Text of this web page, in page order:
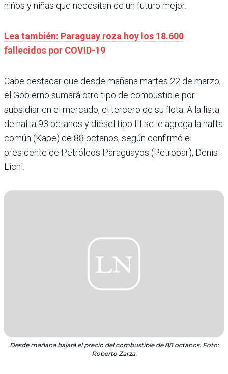
niños y niñas que necesitan de un futuro mejor.
Lea también: Paraguay roza hoy los 18.600
fallecidos por COVID-19
Cabe destacar que desde mañana martes 22 de marzo,
el Gobierno sumará otro tipo de combustible por
subsidiar en el mercado, el tercero de su flota. A la lista
de nafta 93 octanos y diésel tipo III se le agrega la nafta
común (Kape) de 88 octanos, según confirmó el
presidente de Petróleos Paraguayos (Petropar), Denis
Lichi.
Desde mañana bajará el precio del combustible de 88 octanos. Foto:
Roberto Zarza.